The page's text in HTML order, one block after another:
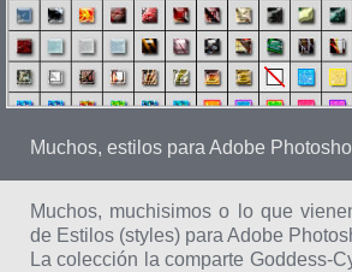
Muchos, estilos para Adobe
Muchos, muchisimos o lo que
de Estilos (styles) para Adobe
La colección la comparte Goddess-